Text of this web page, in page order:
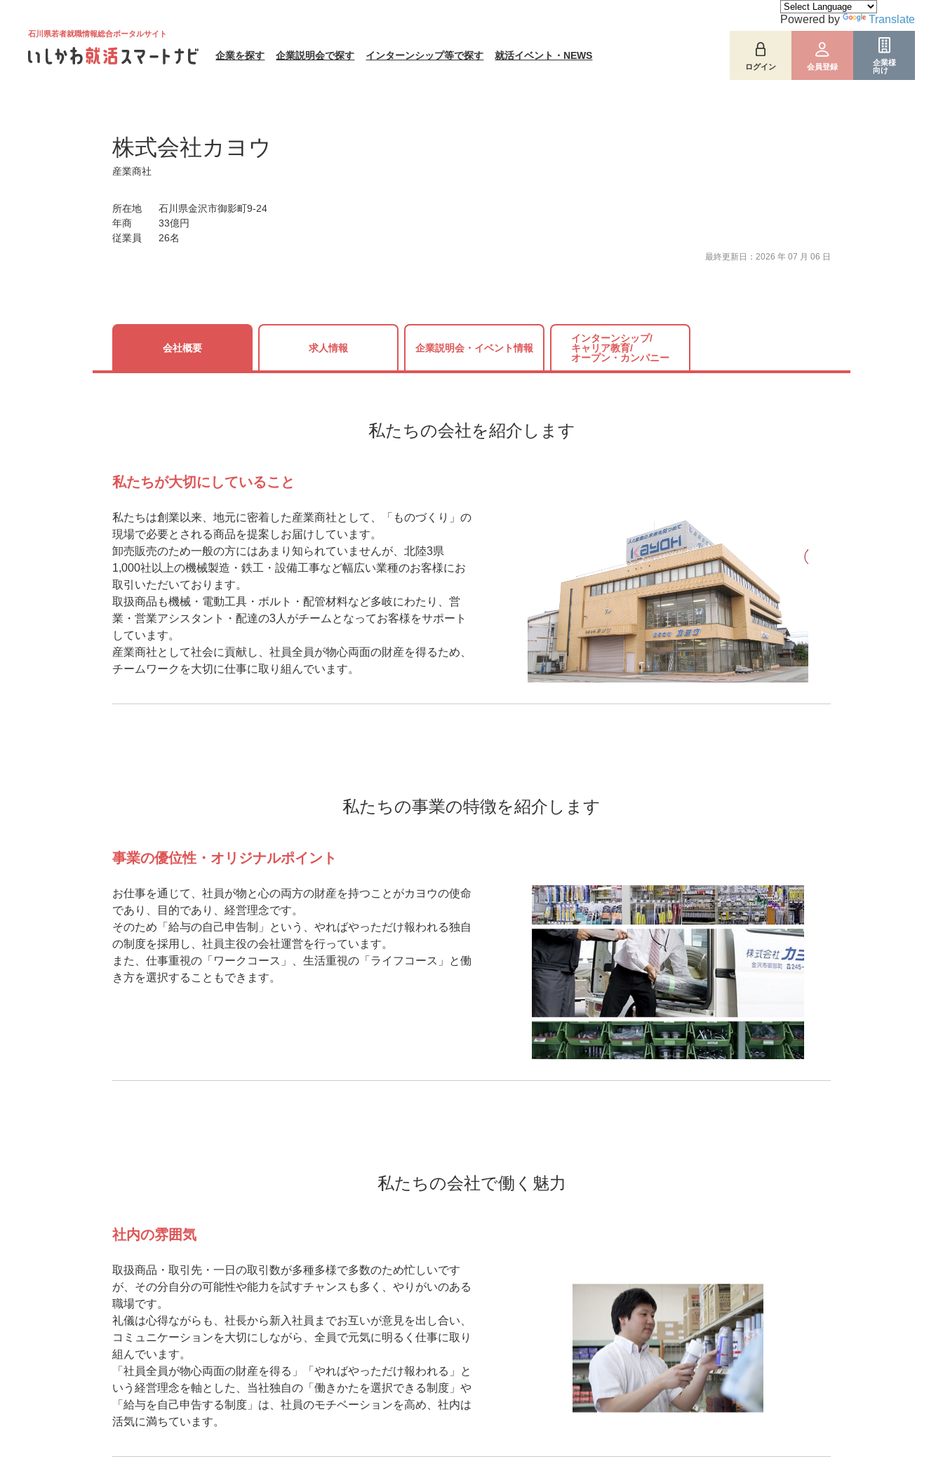
石川県若者就職情報総合ポータルサイト
企業を探す 企業説明会で探す インターンシップ等で探す 就活イベント・NEWS
ログイン 会員登録
企業様
向け
Powered by Translate
株式会社カヨウ
産業商社
所在地
石川県金沢市御影町9-24
年商
33億円
従業員
26名
最終更新日：2026 年 07 月 06 日
会社概要 求人情報 企業説明会・ イベント情報
インターンシップ/
キャリア教育/
オープン・カンパニー
私たちの会社を紹介します
私たちが大切にしていること
私たちは創業以来、地元に密着した産業商社として、「ものづくり」の
現場で必要とされる商品を提案しお届けしています。
卸売販売のため一般の方にはあまり知られていませんが、北陸3県
1,000社以上の機械製造・鉄工・設備工事など幅広い業種のお客様にお
取引いただいております。
取扱商品も機械・電動工具・ボルト・配管材料など多岐にわたり、営
業・営業アシスタント・配達の3人がチームとなってお客様をサポート
しています。
産業商社として社会に貢献し、社員全員が物心両面の財産を得るため、
チームワークを大切に仕事に取り組んでいます。
私たちの事業の特徴を紹介します
事業の優位性・オリジナルポイント
お仕事を通じて、社員が物と心の両方の財産を持つことがカヨウの使命
であり、目的であり、経営理念です。
そのため「給与の自己申告制」という、やればやっただけ報われる独自
の制度を採用し、社員主役の会社運営を行っています。
また、仕事重視の「ワークコース」、生活重視の「ライフコース」と働
き方を選択することもできます。
私たちの会社で働く魅力
社内の雰囲気
取扱商品・取引先・一日の取引数が多種多様で多数のため忙しいです
が、その分自分の可能性や能力を試すチャンスも多く、やりがいのある
職場です。
礼儀は心得ながらも、社長から新入社員までお互いが意見を出し合い、
コミュニケーションを大切にしながら、全員で元気に明るく仕事に取り
組んでいます。
「社員全員が物心両面の財産を得る」「やればやっただけ報われる」と
いう経営理念を軸とした、当社独自の「働きかたを選択できる制度」や
「給与を自己申告する制度」は、社員のモチベーションを高め、社内は
活気に満ちています。